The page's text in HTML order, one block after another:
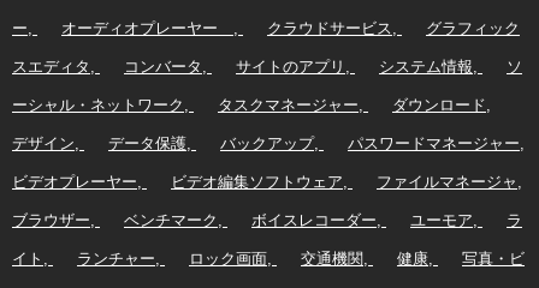
ー オーディオプレーヤー クラウドサービス グラフィック
スエディタ コンバータ サイトのアプリ システム情報 ソ
ーシャル・ネットワーク タスクマネージャー ダウンロード
デザイン データ保護 バックアップ パスワードマネージャー
ビデオプレーヤー ビデオ編集ソフトウェア ファイルマネージャ
ブラウザー ベンチマーク ボイスレコーダー ユーモア ラ
イト ランチャー ロック画面 交通機関 健康 写真・ビ